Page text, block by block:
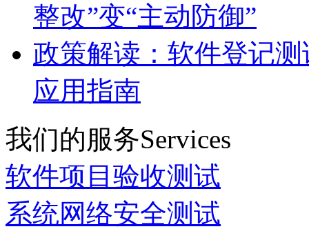
整改”变“主动防御”
政策解读：软件登记
应用指南
我们的服务Services
软件项目验收测试
系统网络安全测试